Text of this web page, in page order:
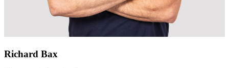
Richard Bax